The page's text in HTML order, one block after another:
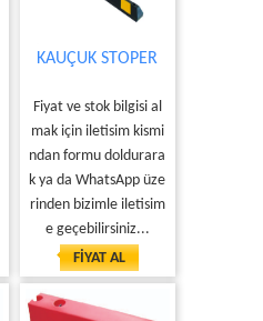
KAUÇUK STOPER
Fiyat ve stok bilgisi al
mak için iletisim kismi
ndan formu doldurara
k ya da WhatsApp üze
rinden bizimle iletisim
e geçebilirsiniz...
FİYAT AL